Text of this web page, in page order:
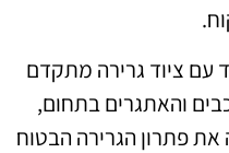
עם ציוד גרירה מתקדם
והאתגרים בתחום,
פתרון הגרירה הבטוח